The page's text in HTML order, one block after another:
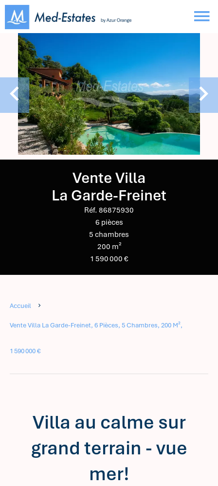
Vente Villa
La Garde-Freinet
Réf. 86875930
6 pièces
5 chambres
200 m²
1 590 000 €
Accueil
Vente Villa La Garde-Freinet, 6 Pièces, 5 Chambres, 200 M²,
1 590 000 €
Villa au calme sur
grand terrain - vue
mer!